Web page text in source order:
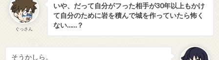
ぐっさん
いや、だって自分がフった相手が30年以上もかけ
て自分のために岩を積んで城を作っていたら怖く
ない……？
そうかしら。